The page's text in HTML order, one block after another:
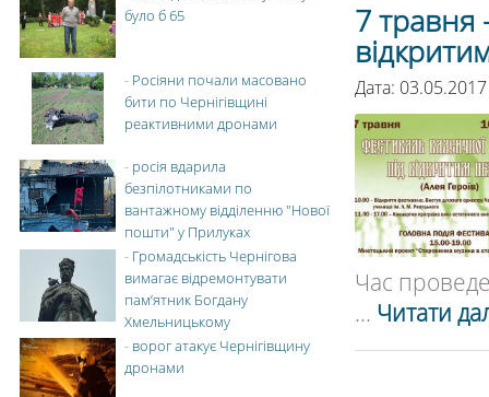
7 травня
Дата:
Час
... Читати
було б 65
- Росіяни почали масовано
бити по Чернігівщині
реактивними дронами
- росія вдарила
безпілотниками по
вантажному відділенню "Нової
пошти" у Прилуках
- Громадськість Чернігова
вимагає відремонтувати
пам’ятник Богдану
Хмельницькому
- ворог атакує Чернігівщину
дронами